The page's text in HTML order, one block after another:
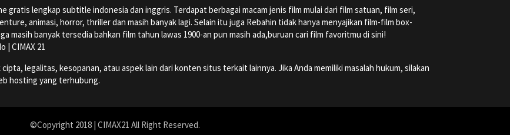
gratis lengkap subtitle indonesia dan inggris. Terdapat berbagai macam jenis film mulai dari film satuan, film seri,
animasi, horror, thriller dan masih banyak lagi. Selain itu juga Rebahin tidak hanya menyajikan film-film box-
masih banyak tersedia bahkan film tahun lawas 1900-an pun masih ada,buruan cari film favoritmu di sini!
| CIMAX 21
legalitas, kesopanan, atau aspek lain dari konten situs terkait lainnya. Jika Anda memiliki masalah hukum, silakan
hosting yang terhubung.
©Copyright 2018 | CIMAX21 All Right Reserved.